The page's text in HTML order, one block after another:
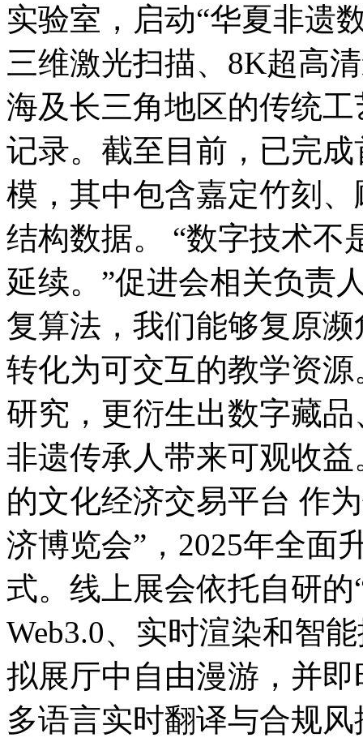
实验室，启动“华夏非遗
三维激光扫描、8K超高
海及长三角地区的传统
记录。截至目前，已完
模，其中包含嘉定竹刻
结构数据。 “数字技术不
延续。”促进会相关负责
复算法，我们能够复原
转化为可交互的教学资
研究，更衍生出数字藏
非遗传承人带来可观收
的文化经济交易平台 作
济博览会”，2025年全面
式。线上展会依托自研
Web3.0、实时渲染和智
拟展厅中自由漫游，并
多语言实时翻译与合规